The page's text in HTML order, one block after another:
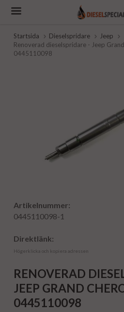
Startsida Dieselspridare
Jeep
Renoverad dieselspridare - Jeep
0445110098
Artikelnummer:
0445110098-1
Direktlänk:
Högerklicka och kopiera adressen
RENOVERAD
JEEP GRAND
0445110098